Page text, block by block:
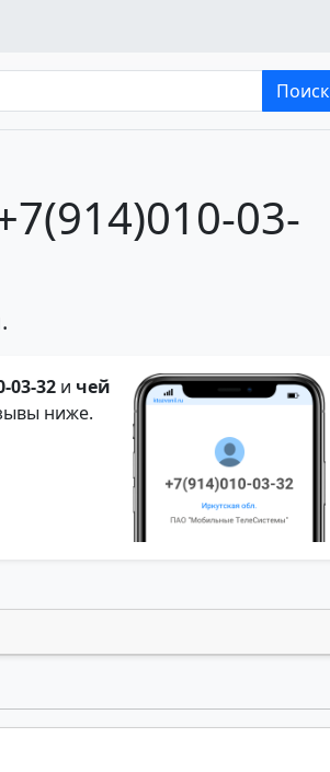
Поиск
03-
03-32 и чей
ниже.